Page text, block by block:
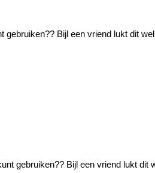
Bijl een vriend lukt dit
gebruiken?? Bijl een vriend lukt dit